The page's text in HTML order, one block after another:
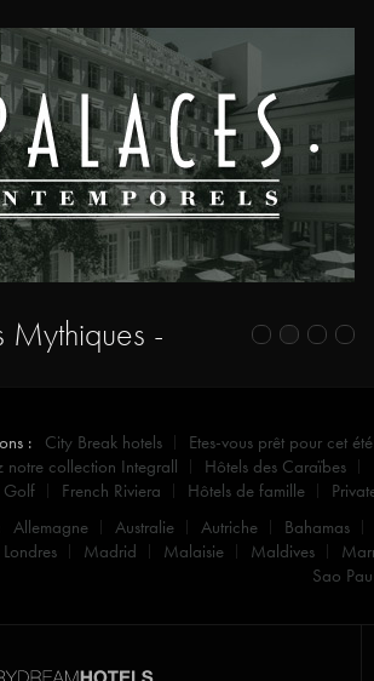
Mythiques -
: City Break hotels
Etes-vous prêt pour cet été
notre collection Integrall
Hôtels des Caraïbes
Golf
French Riviera Hôtels de famille
Allemagne Australie Autriche
Bahamas
Londres Madrid Malaisie Maldives
Sao